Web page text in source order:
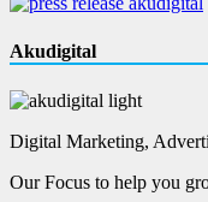
Akudigital
Digital Marketing,
Our Focus to help you